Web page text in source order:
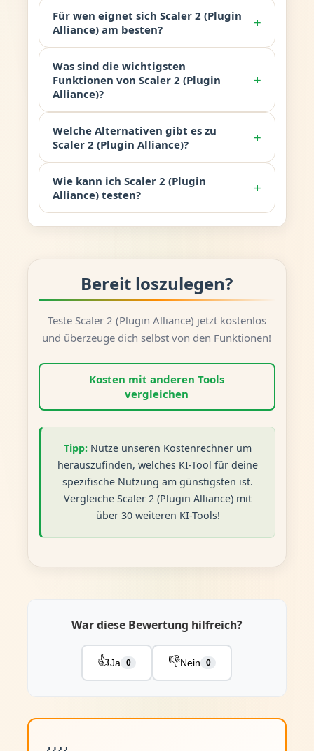
Für wen eignet sich Scaler 2 (Plugin
Alliance) am besten?
+
Was sind die wichtigsten
Funktionen von Scaler 2 (Plugin
Alliance)?
+
Welche Alternativen gibt es zu
Scaler 2 (Plugin Alliance)?
+
Wie kann ich Scaler 2 (Plugin
Alliance) testen?
+
Bereit loszulegen?
Teste Scaler 2 (Plugin Alliance) jetzt kostenlos
und überzeuge dich selbst von den Funktionen!
Kosten mit anderen Tools
vergleichen
Tipp: Nutze unseren Kostenrechner um
herauszufinden, welches KI-Tool für deine
spezifische Nutzung am günstigsten ist.
Vergleiche Scaler 2 (Plugin Alliance) mit
über 30 weiteren KI-Tools!
War diese Bewertung hilfreich?
👍Ja 0 👎Nein 0